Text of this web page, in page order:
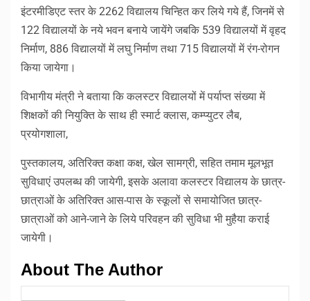
इंटरमीडिएट स्तर के 2262 विद्यालय चिन्हित कर लिये गये हैं, जिनमें से
122 विद्यालयों के नये भवन बनाये जायेंगे जबकि 539 विद्यालयों में वृहद
निर्माण, 886 विद्यालयों में लघु निर्माण तथा 715 विद्यालयों में रंग-रोगन
किया जायेगा।
विभागीय मंत्री ने बताया कि कलस्टर विद्यालयों में पर्याप्त संख्या में
शिक्षकों की नियुक्ति के साथ ही स्मार्ट क्लास, कम्प्युटर लैब,
प्रयोगशाला,
पुस्तकालय, अतिरिक्त कक्षा कक्ष, खेल सामग्री, सहित तमाम मूलभूत
सुविधाएं उपलब्ध की जायेगी, इसके अलावा कलस्टर विद्यालय के छात्र-
छात्राओं के अतिरिक्त आस-पास के स्कूलों से समायोजित छात्र-
छात्राओं को आने-जाने के लिये परिवहन की सुविधा भी मुहैया कराई
जायेगी।
About The Author